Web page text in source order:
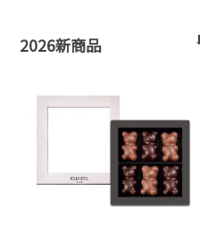
2026新商品